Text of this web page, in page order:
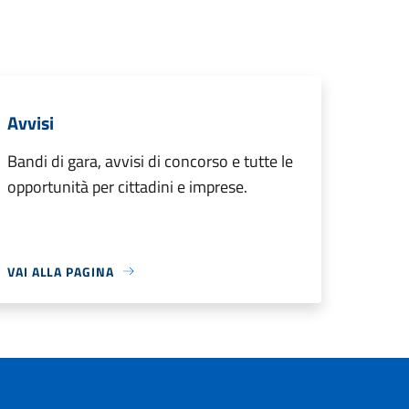
Avvisi
Bandi di gara, avvisi di concorso e tutte le
opportunità per cittadini e imprese.
VAI ALLA PAGINA